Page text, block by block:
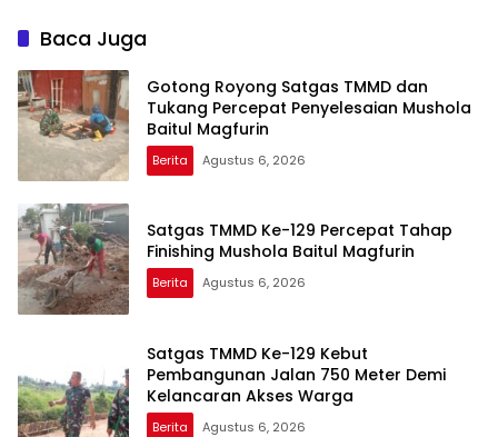
Baca Juga
Gotong Royong Satgas TMMD dan
Tukang Percepat Penyelesaian Mushola
Baitul Magfurin
Berita Agustus 6, 2026
Satgas TMMD Ke-129 Percepat Tahap
Finishing Mushola Baitul Magfurin
Berita Agustus 6, 2026
Satgas TMMD Ke-129 Kebut
Pembangunan Jalan 750 Meter Demi
Kelancaran Akses Warga
Berita Agustus 6, 2026